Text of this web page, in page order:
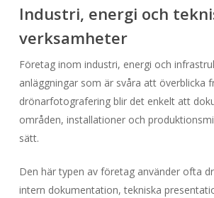
Industri, energi och
verksamheter
Företag inom industri, energi och
anläggningar som är svåra att överblicka
drönarfotografering blir det enkelt att
områden, installationer och
sätt.
Den här typen av företag använder ofta
intern dokumentation, tekniska